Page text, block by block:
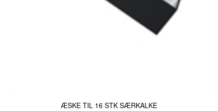
ÆSKE TIL 16 STK SÆRKALKE